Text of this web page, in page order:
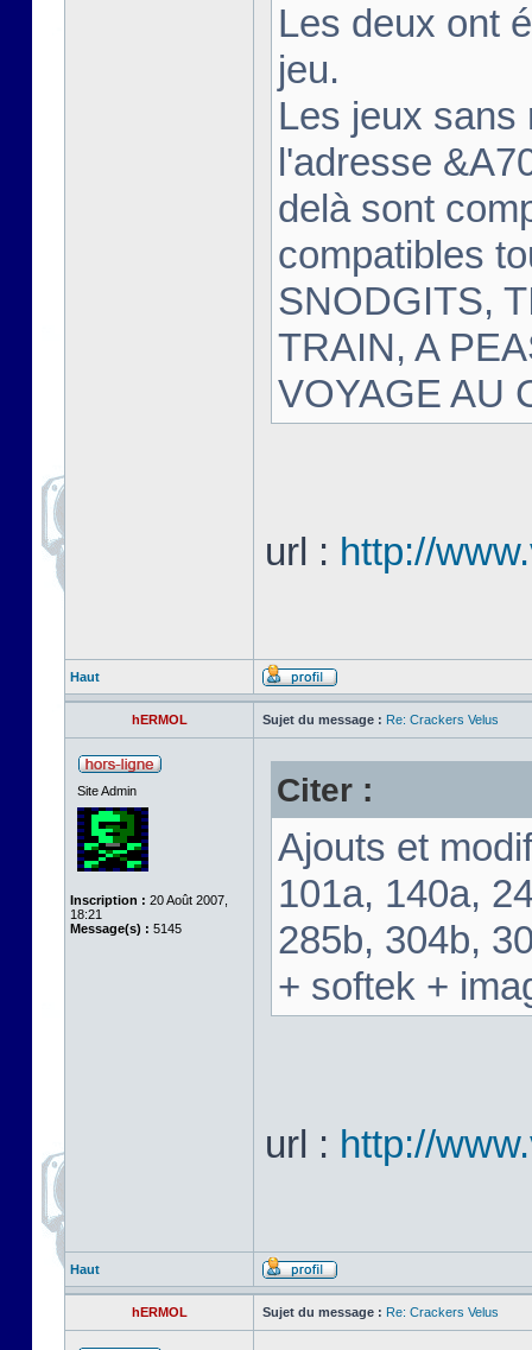
Les deux ont
jeu.
Les jeux sans
l'adresse
delà sont
compatibles
SNODGITS,
TRAIN, A
VOYAGE AU
url : http://
Haut
hERMOL Sujet du message : Re: Crackers Velus
Site Admin
Inscription : 20 Août 2007,
18:21
Message(s) : 5145
Citer :
Ajouts et
101a, 140a,
285b, 304b,
+ softek +
url : http://
Haut
hERMOL Sujet du message : Re: Crackers Velus